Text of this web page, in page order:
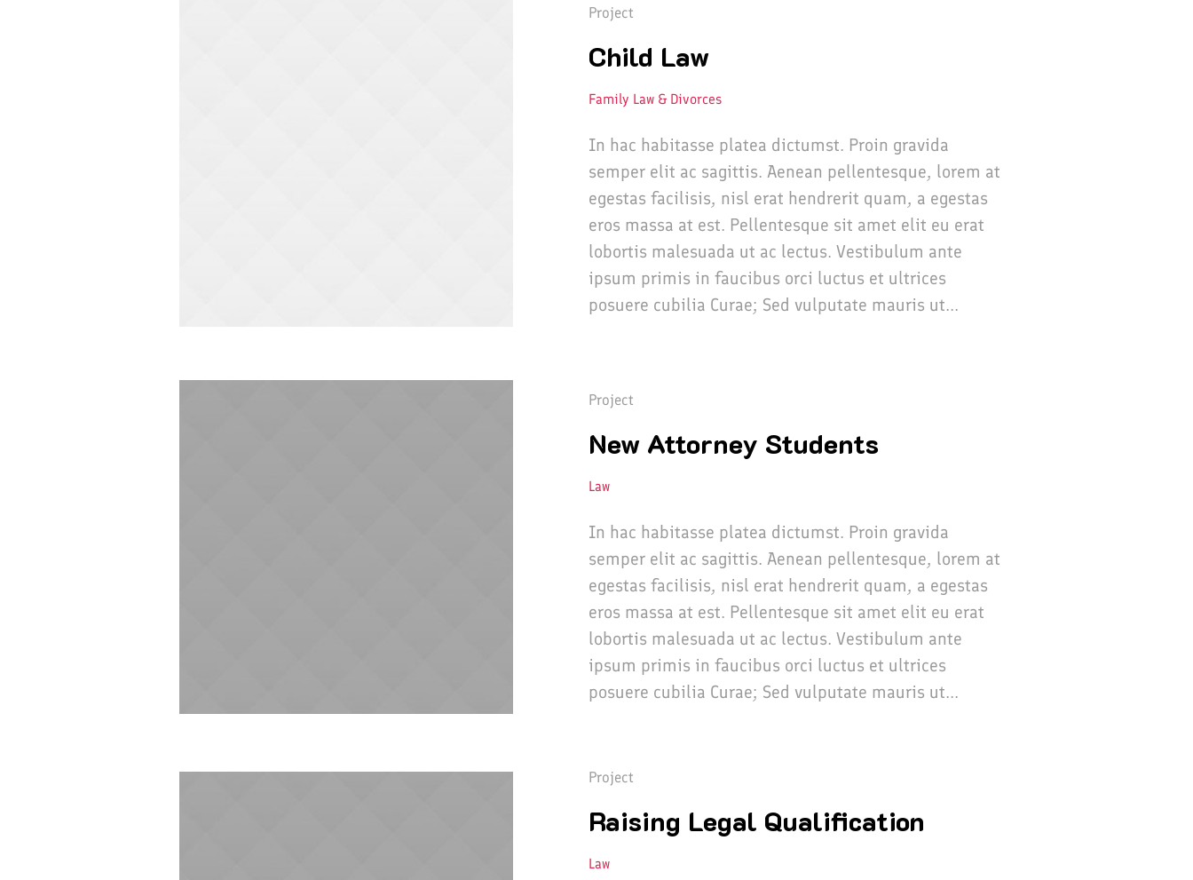
Project
Child Law
Family Law & Divorces
In hac habitasse platea dictumst. Proin gravida
semper elit ac sagittis. Aenean pellentesque, lorem at
egestas facilisis, nisl erat hendrerit quam, a egestas
eros massa at est. Pellentesque sit amet elit eu erat
lobortis malesuada ut ac lectus. Vestibulum ante
ipsum primis in faucibus orci luctus et ultrices
posuere cubilia Curae; Sed vulputate mauris ut...
Project
New Attorney Students
Law
In hac habitasse platea dictumst. Proin gravida
semper elit ac sagittis. Aenean pellentesque, lorem at
egestas facilisis, nisl erat hendrerit quam, a egestas
eros massa at est. Pellentesque sit amet elit eu erat
lobortis malesuada ut ac lectus. Vestibulum ante
ipsum primis in faucibus orci luctus et ultrices
posuere cubilia Curae; Sed vulputate mauris ut...
Project
Raising Legal Qualification
Law